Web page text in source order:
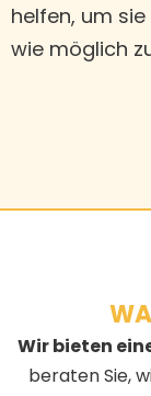
helfen, um
wie möglich
Wir bieten
beraten Sie,